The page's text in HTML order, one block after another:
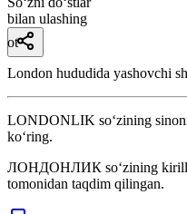
bilan ulashing
ot
London hududida yashovchi
LONDONLIK so‘zining
ko‘ring.
ЛОНДОНЛИК so‘zining
tomonidan taqdim qilingan.